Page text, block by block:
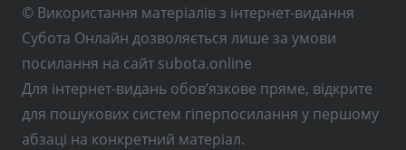
© Використання матеріалів з інтернет-видання
Субота Онлайн дозволяється лише за умови
посилання на сайт subota.online
Для інтернет-видань обов’язкове пряме, відкрите
для пошукових систем гіперпосилання у першому
абзаці на конкретний матеріал.